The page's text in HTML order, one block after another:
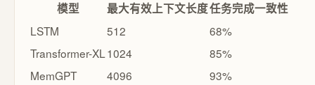
模型 最大有效上下文长度任务完成一致性
LSTM
512
68%
Transformer-XL1024
85%
MemGPT
4096 93%